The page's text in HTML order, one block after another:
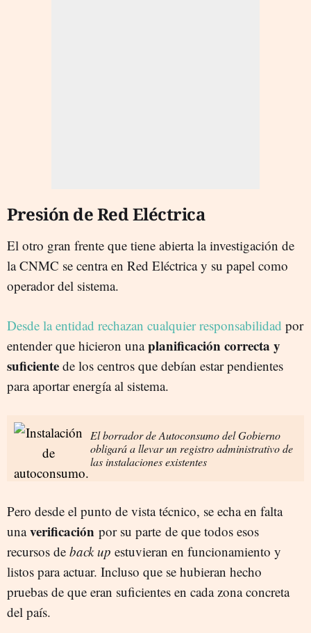
Presión de Red Eléctrica
El otro gran frente que tiene abierta la investigación de
la CNMC se centra en Red Eléctrica y su papel como
operador del sistema.
Desde la entidad rechazan cualquier responsabilidad por
entender que hicieron unaplanificación correcta y
suficiente de los centros que debían estar pendientes
para aportar energía al sistema.
El borrador de Autoconsumo del Gobierno
obligará a llevar un registro administrativo de
las instalaciones existentes
Pero desde el punto de vista técnico, se echa en falta
unaverificación por su parte de que todos esos
recursos de back up estuvieran en funcionamiento y
listos para actuar. Incluso que se hubieran hecho
pruebas de que eran suficientes en cada zona concreta
del país.